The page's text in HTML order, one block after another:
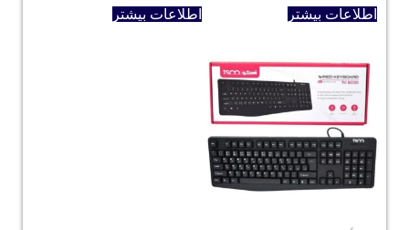
اطلاعات بیشتر اطلاعات بیشتر